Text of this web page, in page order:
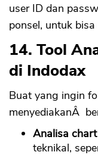
user ID dan
ponsel, untuk
14. Tool
di Indodax
Buat yang ingin
menyediakanÂ
Analisa chart
teknikal,